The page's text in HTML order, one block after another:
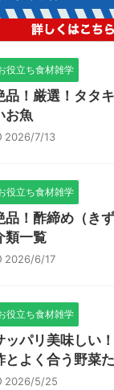
役立ち食材雑学
品！厳選！タタ
お魚
2026/7/13
役立ち食材雑学
品！酢締め（き
類一覧
2026/6/17
役立ち食材雑学
ッパリ美味しい
とよく合う野菜
2026/5/25